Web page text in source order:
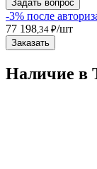
Задать вопрос
-3% после
77 198,34 ₽/шт
Заказать
Наличие в